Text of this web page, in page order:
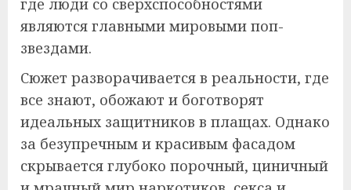
где люди со сверхспособностями
являются главными мировыми поп-
звездами.
Сюжет разворачивается в реальности, где
все знают, обожают и боготворят
идеальных защитников в плащах. Однако
за безупречным и красивым фасадом
скрывается глубоко порочный, циничный